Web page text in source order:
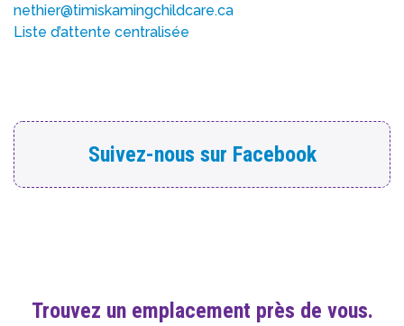
nethier@timiskamingchildcare.ca
Liste d’attente centralisée
Suivez-nous sur Facebook
Trouvez un emplacement près de vous.